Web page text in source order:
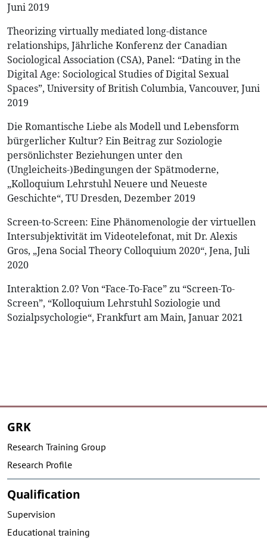
Juni 2019
Theorizing virtually mediated long-distance
relationships, Jährliche Konferenz der Canadian
Sociological Association (CSA), Panel: “Dating in the
Digital Age: Sociological Studies of Digital Sexual
Spaces”, University of British Columbia, Vancouver, Juni
2019
Die Romantische Liebe als Modell und Lebensform
bürgerlicher Kultur? Ein Beitrag zur Soziologie
persönlichster Beziehungen unter den
(Ungleicheits-)Bedingungen der Spätmoderne,
„Kolloquium Lehrstuhl Neuere und Neueste
Geschichte“, TU Dresden, Dezember 2019
Screen-to-Screen: Eine Phänomenologie der virtuellen
Intersubjektivität im Videotelefonat, mit Dr. Alexis
Gros, „Jena Social Theory Colloquium 2020“, Jena, Juli
2020
Interaktion 2.0? Von “Face-To-Face” zu “Screen-To-
Screen”, “Kolloquium Lehrstuhl Soziologie und
Sozialpsychologie“, Frankfurt am Main, Januar 2021
GRK
Research Training Group
Research Profile
Qualification
Supervision
Educational training